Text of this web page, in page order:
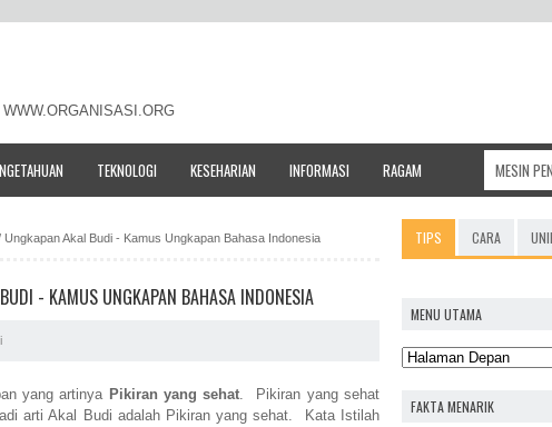
TEKNOLOGI KESEHARIAN INFORMASI RAGAM
Ungkapan Akal Budi - Kamus Ungkapan Bahasa Indonesia
- KAMUS UNGKAPAN BAHASA INDONESIA
yang artinya Pikiran yang sehat. Pikiran yang sehat
arti Akal Budi adalah Pikiran yang sehat. Kata Istilah
TIPS CARA
MENU UTAMA
FAKTA MENARIK